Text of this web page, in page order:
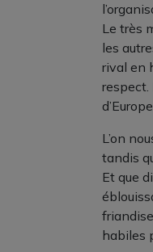
Le très
les
rival en
respect.
L’on
tandis
Et que
habiles